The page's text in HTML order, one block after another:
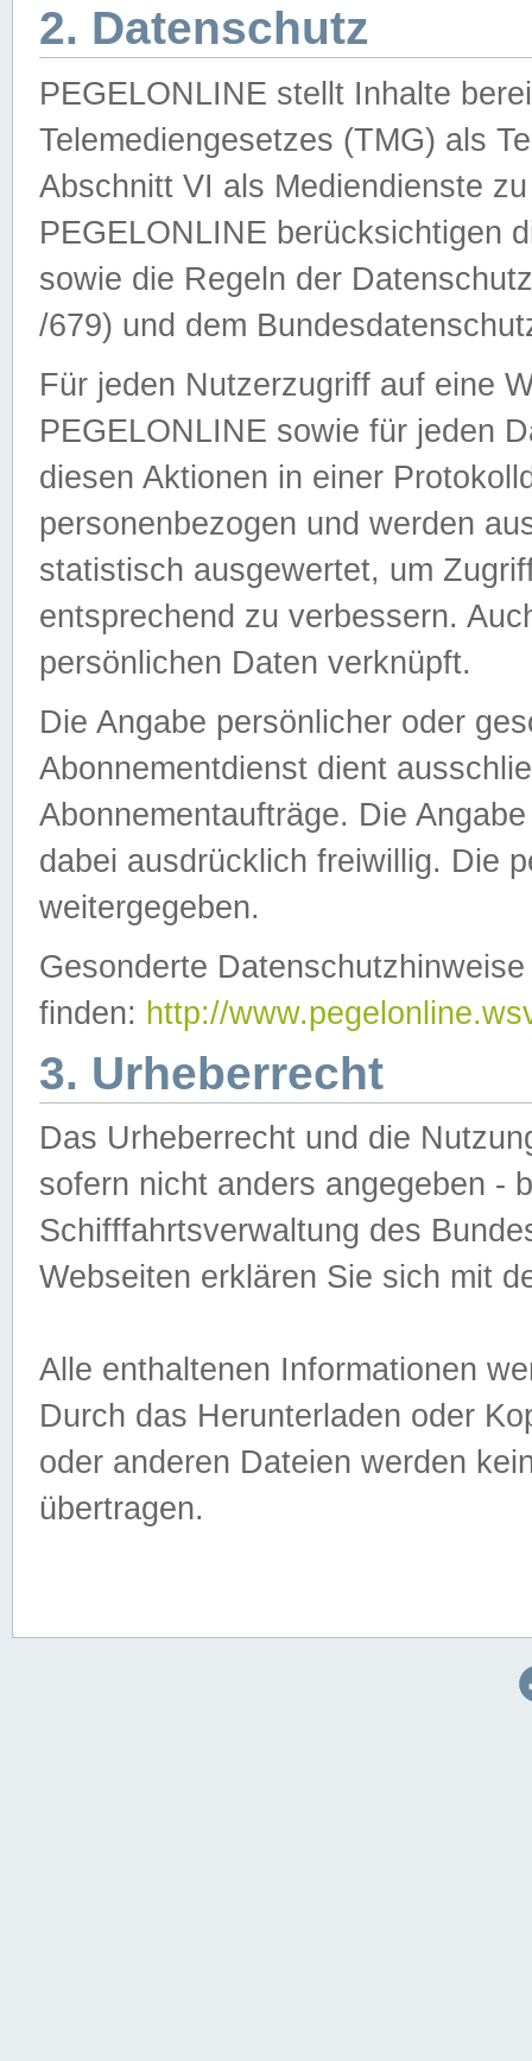
2. Datenschutz
PEGELONLINE stellt Inhalte
Telemediengesetzes (TMG) als
Abschnitt VI als Mediendienste
PEGELONLINE berücksichtigen
sowie die Regeln der
/679) und dem
Für jeden Nutzerzugriff auf eine
PEGELONLINE sowie für jeden
diesen Aktionen in einer
personenbezogen und werden
statistisch ausgewertet, um
entsprechend zu verbessern.
persönlichen Daten verknüpft.
Die Angabe persönlicher oder
Abonnementdienst dient
Abonnementaufträge. Die
dabei ausdrücklich freiwillig. Die
weitergegeben.
Gesonderte
finden: http://
3. Urheberrecht
Das Urheberrecht und die
sofern nicht anders angegeben -
Schifffahrtsverwaltung des
Webseiten erklären Sie sich mit
Alle enthaltenen Informationen
Durch das Herunterladen oder
oder anderen Dateien werden
übertragen.